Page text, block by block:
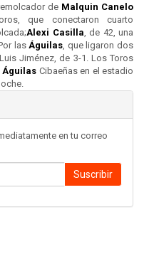
de Malquin Canelo
que conectaron cuarto
Alexi Casilla , de 42, una
las Águilas , que ligaron dos
Jiménez, de 3-1. Los Toros
Águilas Cibaeñas en el estadio
en tu correo
Suscribir